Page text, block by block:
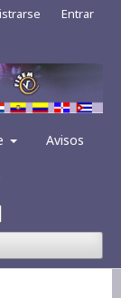
Avisos
Entrar